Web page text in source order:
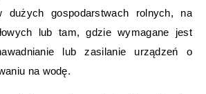
dużych gospodarstwach rolnych, na
lub tam, gdzie wymagane jest
lub zasilanie urządzeń o
na wodę.